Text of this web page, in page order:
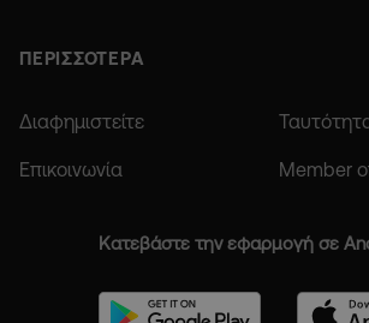
ΠΕΡΙΣΣΟΤΕΡΑ
Διαφημιστείτε
Επικοινωνία Member
Κατεβάστε την εφαρμογή σε